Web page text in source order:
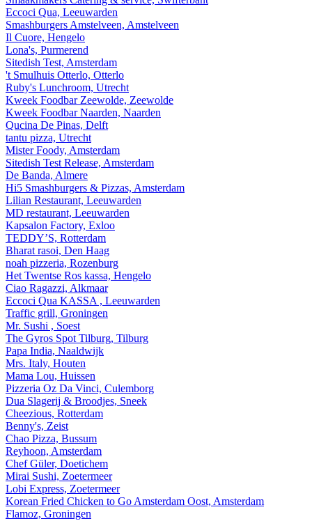
Eccoci Qua, Leeuwarden
Smashburgers Amstelveen, Amstelveen
Il Cuore, Hengelo
Lona's, Purmerend
Sitedish Test, Amsterdam
't Smulhuis Otterlo, Otterlo
Ruby's Lunchroom, Utrecht
Kweek Foodbar Zeewolde, Zeewolde
Kweek Foodbar Naarden, Naarden
Qucina De Pinas, Delft
tantu pizza, Utrecht
Mister Foody, Amsterdam
Sitedish Test Release, Amsterdam
De Banda, Almere
Hi5 Smashburgers & Pizzas, Amsterdam
Lilian Restaurant, Leeuwarden
MD restaurant, Leeuwarden
Kapsalon Factory, Exloo
TEDDY’S, Rotterdam
Bharat rasoi, Den Haag
noah pizzeria, Rozenburg
Het Twentse Ros kassa, Hengelo
Ciao Ragazzi, Alkmaar
Eccoci Qua KASSA , Leeuwarden
Traffic grill, Groningen
Mr. Sushi , Soest
The Gyros Spot Tilburg, Tilburg
Papa India, Naaldwijk
Mrs. Italy, Houten
Mama Lou, Huissen
Pizzeria Oz Da Vinci, Culemborg
Dua Slagerij & Broodjes, Sneek
Cheezious, Rotterdam
Benny's, Zeist
Chao Pizza, Bussum
Reyhoon, Amsterdam
Chef Güler, Doetichem
Mirai Sushi, Zoetermeer
Lobi Express, Zoetermeer
Korean Fried Chicken to Go Amsterdam Oost, Amsterdam
Flamoz, Groningen